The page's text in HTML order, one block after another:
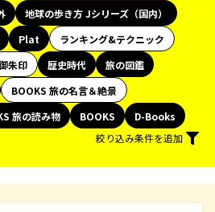
地球の歩き方 Jシリーズ（国内）
Plat
ランキング&テクニック
朱印 歴史時代
旅の図鑑
BOOKS 旅の名言＆絶景
旅の読み物 BOOKS
D-Books
絞り込み条件を追加